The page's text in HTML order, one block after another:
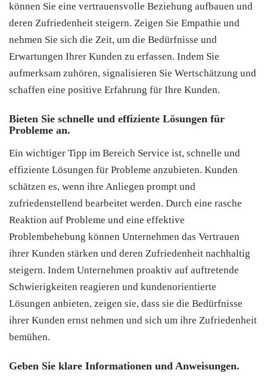
können Sie eine vertrauensvolle Beziehung aufbauen und
deren Zufriedenheit steigern. Zeigen Sie Empathie und
nehmen Sie sich die Zeit, um die Bedürfnisse und
Erwartungen Ihrer Kunden zu erfassen. Indem Sie
aufmerksam zuhören, signalisieren Sie Wertschätzung und
schaffen eine positive Erfahrung für Ihre Kunden.
Bieten Sie schnelle und effiziente Lösungen für
Probleme an.
Ein wichtiger Tipp im Bereich Service ist, schnelle und
effiziente Lösungen für Probleme anzubieten. Kunden
schätzen es, wenn ihre Anliegen prompt und
zufriedenstellend bearbeitet werden. Durch eine rasche
Reaktion auf Probleme und eine effektive
Problembehebung können Unternehmen das Vertrauen
ihrer Kunden stärken und deren Zufriedenheit nachhaltig
steigern. Indem Unternehmen proaktiv auf auftretende
Schwierigkeiten reagieren und kundenorientierte
Lösungen anbieten, zeigen sie, dass sie die Bedürfnisse
ihrer Kunden ernst nehmen und sich um ihre Zufriedenheit
bemühen.
Geben Sie klare Informationen und Anweisungen.